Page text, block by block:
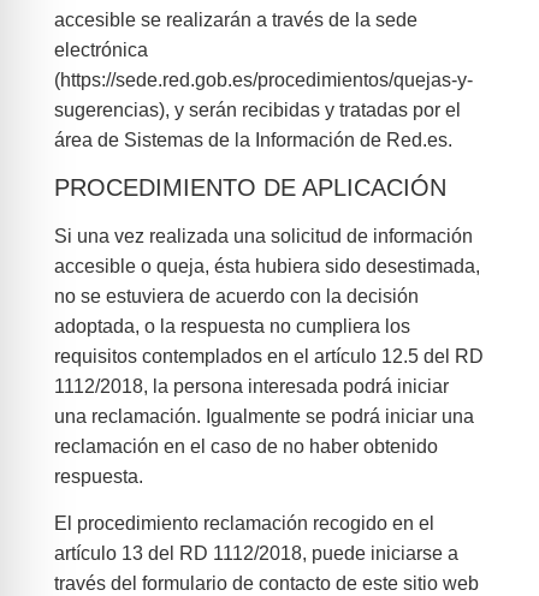
accesible se realizarán a través de la sede
electrónica
(https://sede.red.gob.es/procedimientos/quejas-y-
sugerencias), y serán recibidas y tratadas por el
área de Sistemas de la Información de Red.es.
PROCEDIMIENTO DE APLICACIÓN
Si una vez realizada una solicitud de información
accesible o queja, ésta hubiera sido desestimada,
no se estuviera de acuerdo con la decisión
adoptada, o la respuesta no cumpliera los
requisitos contemplados en el artículo 12.5 del RD
1112/2018, la persona interesada podrá iniciar
una reclamación. Igualmente se podrá iniciar una
reclamación en el caso de no haber obtenido
respuesta.
El procedimiento reclamación recogido en el
artículo 13 del RD 1112/2018, puede iniciarse a
través del formulario de contacto de este sitio web